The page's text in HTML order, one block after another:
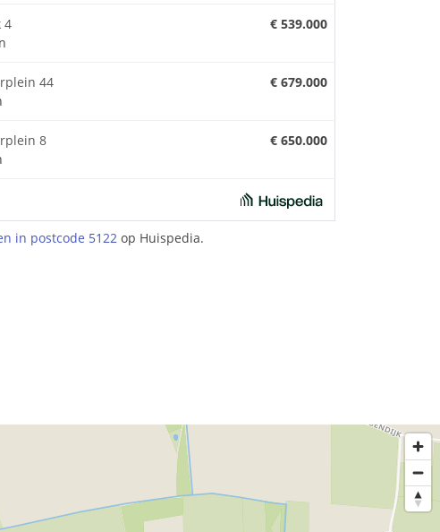
4
€ 539.000
44
€ 679.000
8
€ 650.000
in postcode 5122 op Huispedia.